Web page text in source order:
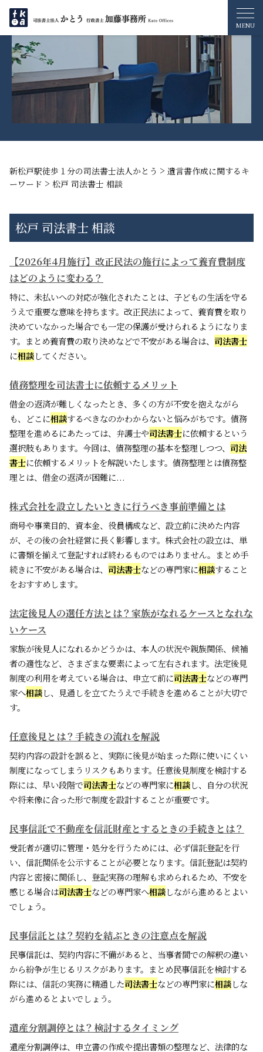
新松戸駅徒歩１分の司法書士法人かとう > 遺言書作成に関するキ
ーワード > 松戸 司法書士 相談
松戸 司法書士 相談
【2026年4月施行】改正民法の施行によって養育費制度
はどのように変わる？
特に、未払いへの対応が強化されたことは、子どもの生活を守る
うえで重要な意味を持ちます。改正民法によって、養育費を取り
決めていなかった場合でも一定の保護が受けられるようになりま
す。まとめ養育費の取り決めなどで不安がある場合は、 司法書士
に相談してください。
債務整理を司法書士に依頼するメリット
借金の返済が難しくなったとき、多くの方が不安を抱えながら
も、どこに相談するべきなのかわからないと悩みがちです。債務
整理を進めるにあたっては、弁護士や司法書士に依頼するという
選択肢もあります。今回は、債務整理の基本を整理しつつ、 司法
書士に依頼するメリットを解説いたします。債務整理とは債務整
理とは、借金の返済が困難に...
株式会社を設立したいときに行うべき事前準備とは
商号や事業目的、資本金、役員構成など、設立前に決めた内容
が、その後の会社経営に長く影響します。株式会社の設立は、単
に書類を揃えて登記すれば終わるものではありません。まとめ手
続きに不安がある場合は、 司法書士などの専門家に相談すること
をおすすめします。
法定後見人の選任方法とは？家族がなれるケースとなれな
いケース
家族が後見人になれるかどうかは、本人の状況や親族関係、候補
者の適性など、さまざまな要素によって左右されます。法定後見
制度の利用を考えている場合は、申立て前に司法書士などの専門
家へ相談し、見通しを立てたうえで手続きを進めることが大切で
す。
任意後見とは？手続きの流れを解説
契約内容の設計を誤ると、実際に後見が始まった際に使いにくい
制度になってしまうリスクもあります。任意後見制度を検討する
際には、早い段階で司法書士などの専門家に相談し、自分の状況
や将来像に合った形で制度を設計することが重要です。
民事信託で不動産を信託財産とするときの手続きとは？
受託者が適切に管理・処分を行うためには、必ず信託登記を行
い、信託関係を公示することが必要となります。信託登記は契約
内容と密接に関係し、登記実務の理解も求められるため、不安を
感じる場合は司法書士などの専門家へ相談しながら進めるとよい
でしょう。
民事信託とは？契約を結ぶときの注意点を解説
民事信託は、契約内容に不備があると、当事者間での解釈の違い
から紛争が生じるリスクがあります。まとめ民事信託を検討する
際には、信託の実務に精通した司法書士などの専門家に相談しな
がら進めるとよいでしょう。
遺産分割調停とは？検討するタイミング
遺産分割調停は、申立書の作成や提出書類の整理など、法律的な